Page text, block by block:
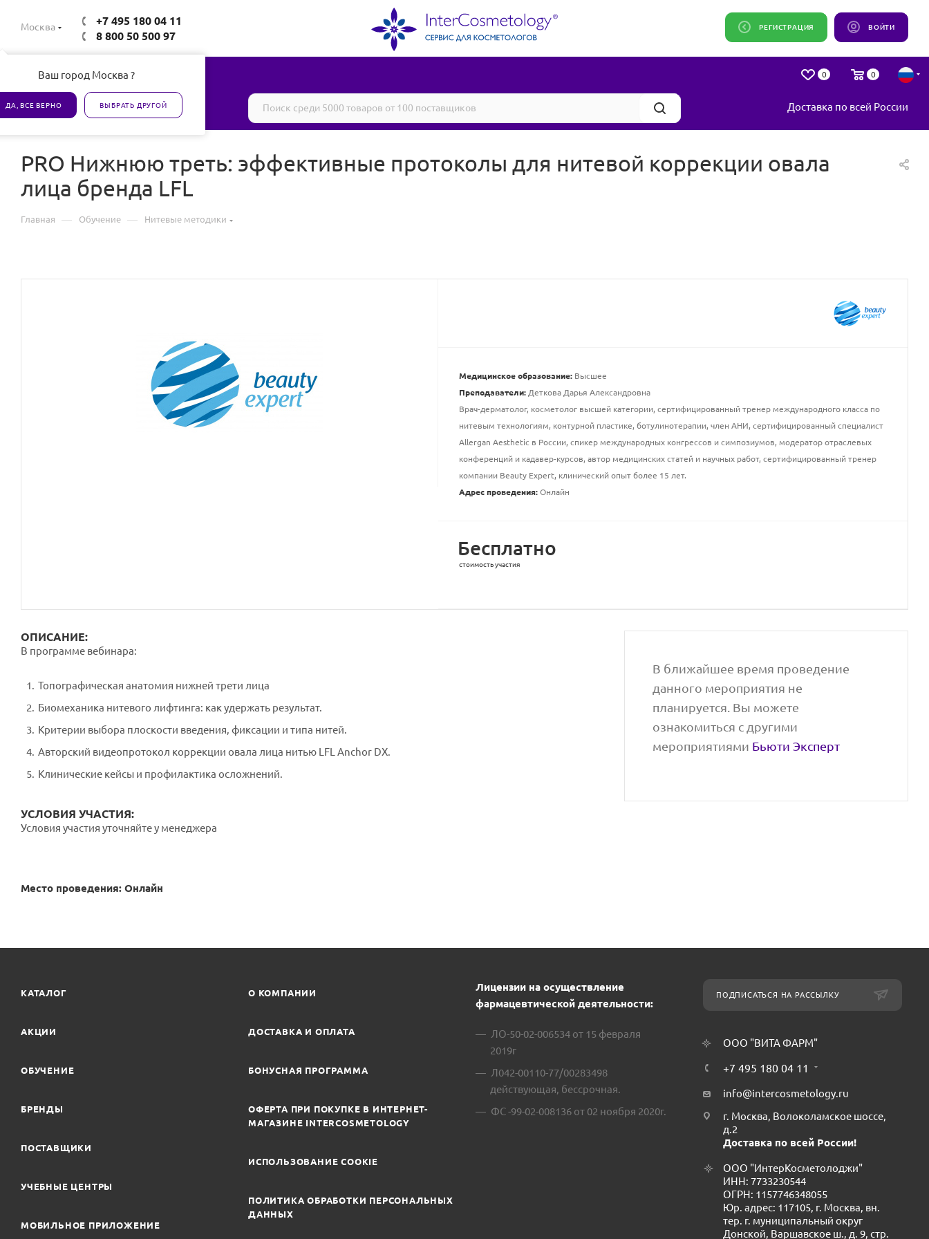
Москва
Ваш город Москва ?
ДА, ВСЕ ВЕРНО ВЫБРАТЬ ДРУГОЙ
+7 495 180 04 11
8 800 50 500 97
ВОЙТИ
РЕГИСТРАЦИЯ
0 0
Все товары сертифицированы Доставка по всей России
PRO Нижнюю треть: эффективные протоколы для нитевой коррекции овала
лица бренда LFL
Главная — Обучение — Нитевые методики
Медицинское образование:Высшее
Преподаватели:Деткова Дарья Александровна
Врач-дерматолог, косметолог высшей категории, сертифицированный тренер международного класса по
нитевым технологиям, контурной пластике, ботулинотерапии, член АНИ, сертифицированный специалист
Allergan Aesthetic в России, спикер международных конгрессов и симпозиумов, модератор отраслевых
конференций и кадавер-курсов, автор медицинских статей и научных работ, сертифицированный тренер
компании Beauty Expert, клинический опыт более 15 лет.
Адрес проведения:Онлайн
Бесплатно
стоимость участия
В ближайшее время проведение
данного мероприятия не
планируется. Вы можете
ознакомиться с другими
мероприятиями Бьюти Эксперт
ОПИСАНИЕ:
В программе вебинара:
Топографическая анатомия нижней трети лица
Биомеханика нитевого лифтинга: как удержать результат.
Критерии выбора плоскости введения, фиксации и типа нитей.
Авторский видеопротокол коррекции овала лица нитью LFL Anchor DX.
Клинические кейсы и профилактика осложнений.
УСЛОВИЯ УЧАСТИЯ:
Условия участия уточняйте у менеджера
Место проведения: Онлайн
КАТАЛОГ
АКЦИИ
ОБУЧЕНИЕ
БРЕНДЫ
ПОСТАВЩИКИ
УЧЕБНЫЕ ЦЕНТРЫ
МОБИЛЬНОЕ ПРИЛОЖЕНИЕ
О КОМПАНИИ
ДОСТАВКА И ОПЛАТА
БОНУСНАЯ ПРОГРАММА
ОФЕРТА ПРИ ПОКУПКЕ В ИНТЕРНЕТ-
МАГАЗИНЕ INTERCOSMETOLOGY
ИСПОЛЬЗОВАНИЕ COOKIE
ПОЛИТИКА ОБРАБОТКИ ПЕРСОНАЛЬНЫХ
ДАННЫХ
Лицензии на осуществление
фармацевтической деятельности:
ЛО-50-02-006534 от 15 февраля
2019г
Л042-00110-77/00283498
действующая, бессрочная.
ФС -99-02-008136 от 02 ноября 2020г.
ПОДПИСАТЬСЯ НА РАССЫЛКУ
ООО "ВИТА ФАРМ"
+7 495 180 04 11
info@intercosmetology.ru
г. Москва, Волоколамское шоссе,
д.2
Доставка по всей России!
ООО "ИнтерКосметолоджи"
ИНН: 7733230544
ОГРН: 1157746348055
Юр. адрес: 117105, г. Москва, вн.
тер. г. муниципальный округ
Донской, Варшавское ш., д. 9, стр.